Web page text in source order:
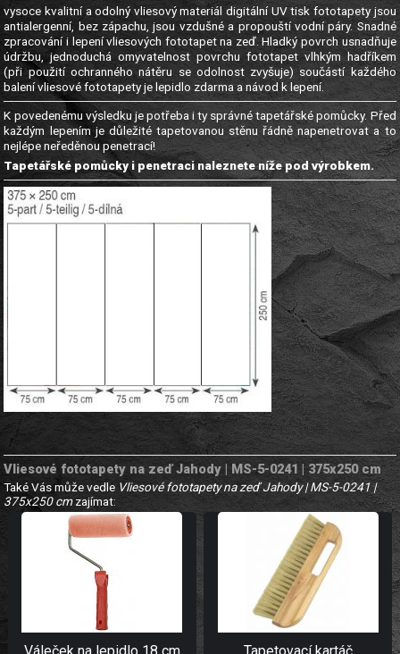
vysoce kvalitní a odolný vliesový materiál digitální UV tisk fototapety jsou
antialergenní, bez zápachu, jsou vzdušné a propouští vodní páry. Snadné
zpracování i lepení vliesových fototapet na zeď. Hladký povrch usnadňuje
údržbu, jednoduchá omyvatelnost povrchu fototapet vlhkým hadříkem
(při použití ochranného nátěru se odolnost zvyšuje) součástí každého
balení vliesové fototapety je lepidlo zdarma a návod k lepení.
K povedenému výsledku je potřeba i ty správné tapetářské pomůcky. Před
každým lepením je důležité tapetovanou stěnu řádně napenetrovat a to
nejlépe neředěnou penetrací!
Tapetářské pomůcky i penetraci naleznete níže pod výrobkem.
Vliesové fototapety na zeď Jahody | MS-5-0241 | 375x250 cm
Také Vás může vedle Vliesové fototapety na zeď Jahody | MS-5-0241 |
375x250 cmzajímat: